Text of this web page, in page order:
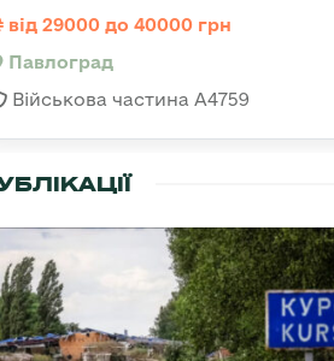
від 29000 до 40000 грн
Павлоград
Військова частина А4759